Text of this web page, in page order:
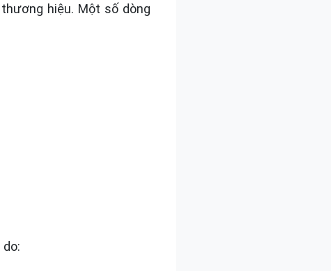
hiệu. Một số dòng